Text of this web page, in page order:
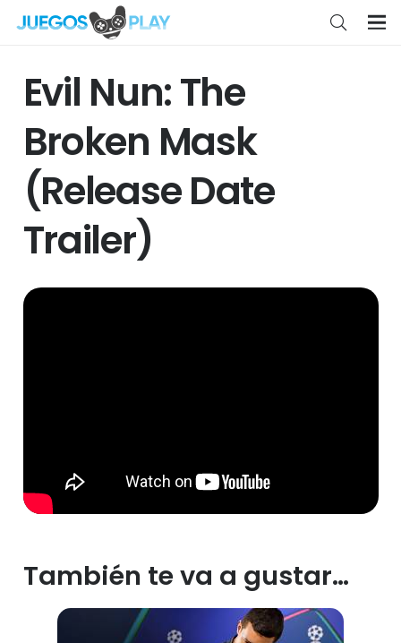
Evil Nun: The
Broken Mask
(Release Date
Trailer)
También te va a gustar…